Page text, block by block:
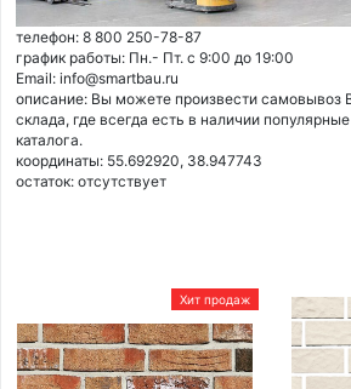
телефон: 8 800 250-78-87
график работы: Пн.- Пт. с 9:00 до 19:00
Email: info@smartbau.ru
описание: Вы можете произвести самовывоз
склада, где всегда есть в наличии
каталога.
координаты: 55.692920, 38.947743
остаток: отсутствует
Хит продаж